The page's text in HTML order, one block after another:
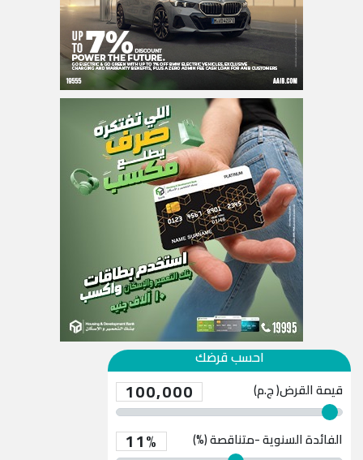
احسب قرضك
قيمة القرض( ج.م) 100,000
الفائدة السنوية -متناقصة (%) 11%